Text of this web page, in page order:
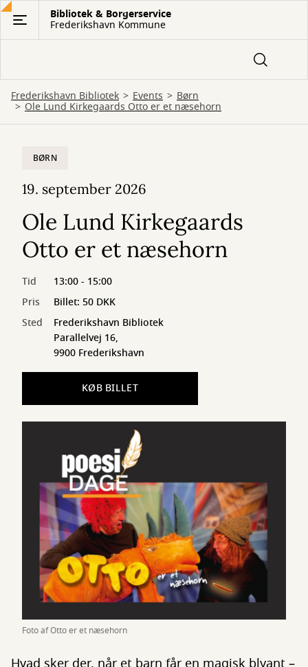
Gå
hovedindhold
Bibliotek & Borgerservice
Frederikshavn Kommune
Frederikshavn Bibliotek Events Børn
Ole Lund Kirkegaards Otto er et næsehorn
Foto af Otto er et næsehorn
BØRN
19. september 2026
Ole Lund Kirkegaards
Otto er et næsehorn
Tid
13:00 - 15:00
Pris
Billet: 50 DKK
Sted
Frederikshavn Bibliotek
Parallelvej 16,
9900 Frederikshavn
KØB BILLET